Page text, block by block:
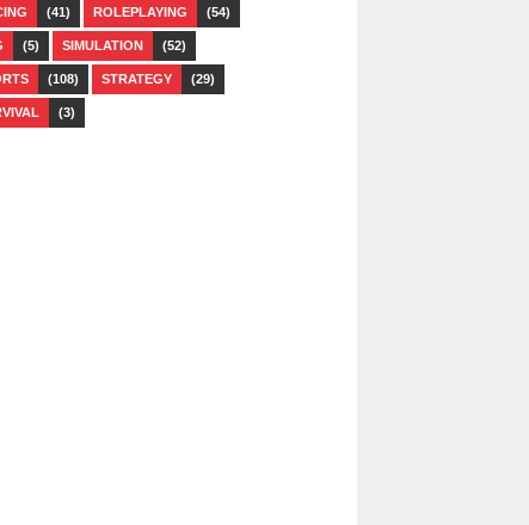
(41) ROLEPLAYING (54)
(5) SIMULATION (52)
(108) STRATEGY (29)
(3)